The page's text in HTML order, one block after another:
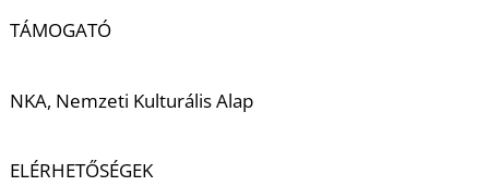
TÁMOGATÓ
NKA, Nemzeti Kulturális Alap
ELÉRHETŐSÉGEK